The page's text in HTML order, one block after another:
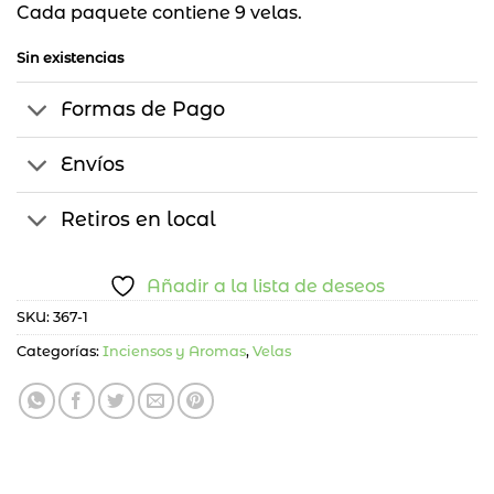
Cada paquete contiene 9 velas.
Sin existencias
Formas de Pago
Envíos
Retiros en local
Añadir a la lista de deseos
SKU: 367-1
Categorías: Inciensos y Aromas, Velas